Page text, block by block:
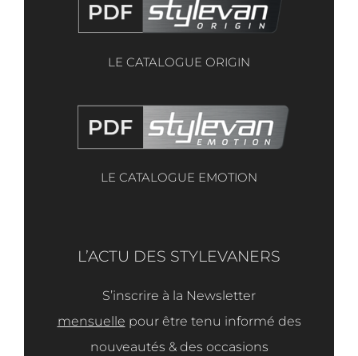
LE CATALOGUE ORIGIN
LE CATALOGUE EMOTION
L’ACTU DES STYLEVANERS
S’inscrire à la Newsletter
mensuelle pour être tenu informé des
nouveautés & des occasions